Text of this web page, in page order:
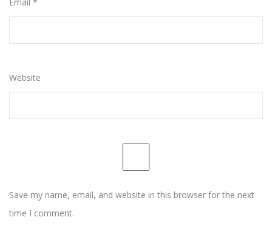
Email *
Website
Save my name, email, and website in this browser for the next
time I comment.